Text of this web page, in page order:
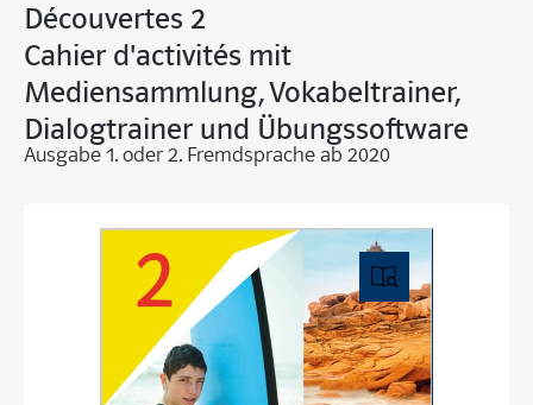
Découvertes 2
Cahier d'activités mit
Mediensammlung, Vokabeltrainer,
Dialogtrainer und Übungssoftware
Ausgabe 1. oder 2. Fremdsprache ab 2020